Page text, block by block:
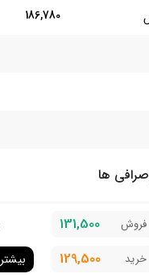
186,780
صرافی ها
فروش 131,500
خرید 129,500 بیشتر